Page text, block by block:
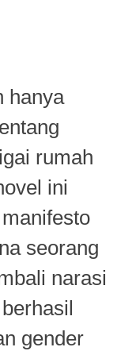
hanya
rumah
ini
seorang
narasi
gender